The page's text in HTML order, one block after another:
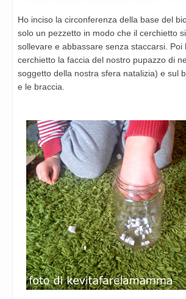
Ho inciso la circonferenza della base del
solo un pezzetto in modo che il cerchietto
sollevare e abbassare senza staccarsi. Poi
cerchietto la faccia del nostro pupazzo di
soggetto della nostra sfera natalizia) e sul
e le braccia.